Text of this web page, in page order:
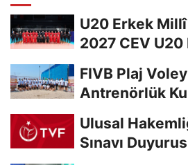
U20 Erkek Millî
2027 CEV
FIVB Plaj
Antrenörlük
Ulusal
Sınavı